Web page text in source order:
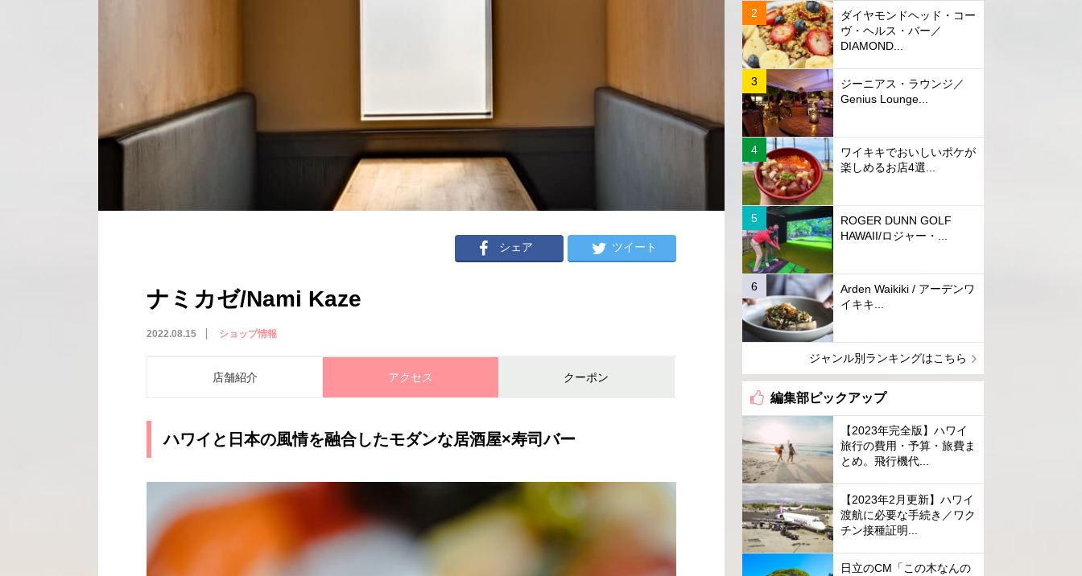
シェア ツイート
ナミカゼ/Nami Kaze
2022.08.15 ショップ情報
店舗紹介 アクセス クーポン
ハワイと日本の風情を融合したモダンな居酒屋×寿司バー
ダイヤモンドヘッド・コー
ヴ・ヘルス・バー／
DIAMOND...
ジーニアス・ラウンジ／
Genius Lounge...
ワイキキでおいしいポケが
楽しめるお店4選...
ROGER DUNN GOLF
HAWAII/ロジャー・...
Arden Waikiki / アーデンワ
イキキ...
ジャンル別ランキングはこちら
編集部ピックアップ
【2023年完全版】ハワイ
旅行の費用・予算・旅費ま
とめ。飛行機代...
【2023年2月更新】ハワイ
渡航に必要な手続き／ワク
チン接種証明...
日立のCM「この木なんの